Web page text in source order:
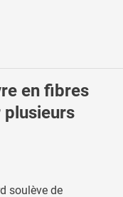
en fibres
soulève de